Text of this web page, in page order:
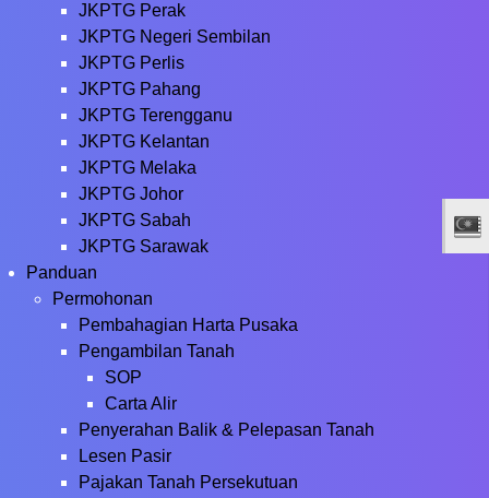
JKPTG Perak
JKPTG Negeri Sembilan
JKPTG Perlis
JKPTG Pahang
JKPTG Terengganu
JKPTG Kelantan
JKPTG Melaka
JKPTG Johor
JKPTG Sabah
JKPTG Sarawak
Panduan
Permohonan
Pembahagian Harta Pusaka
Pengambilan Tanah
SOP
Carta Alir
Penyerahan Balik & Pelepasan Tanah
Lesen Pasir
Pajakan Tanah Persekutuan